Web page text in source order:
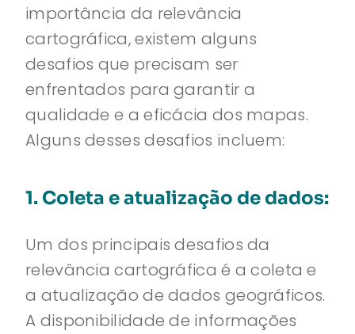
importância da relevância
cartográfica, existem alguns
desafios que precisam ser
enfrentados para garantir a
qualidade e a eficácia dos mapas.
Alguns desses desafios incluem:
1. Coleta e atualização de dados:
Um dos principais desafios da
relevância cartográfica é a coleta e
a atualização de dados geográficos.
A disponibilidade de informações